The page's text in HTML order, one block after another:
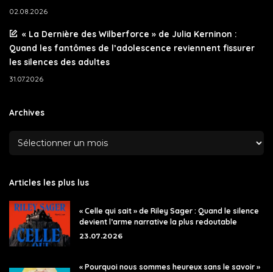
02.08.2026
« La Dernière des Wilberforce » de Julia Kerninon :
Quand les fantômes de l’adolescence reviennent fissurer
les silences des adultes
31.07.2026
Archives
Articles les plus lus
« Celle qui sait » de Riley Sager : Quand le silence
devient l’arme narrative la plus redoutable
23.07.2026
« Pourquoi nous sommes heureux sans le savoir »